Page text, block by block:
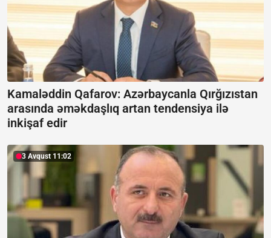
Kamaləddin Qafarov: Azərbaycanla Qırğızıstan
arasında əməkdaşlıq artan tendensiya ilə
inkişaf edir
3 Avqust 11:02